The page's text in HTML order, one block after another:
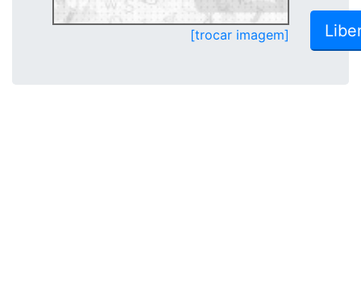
[trocar imagem]